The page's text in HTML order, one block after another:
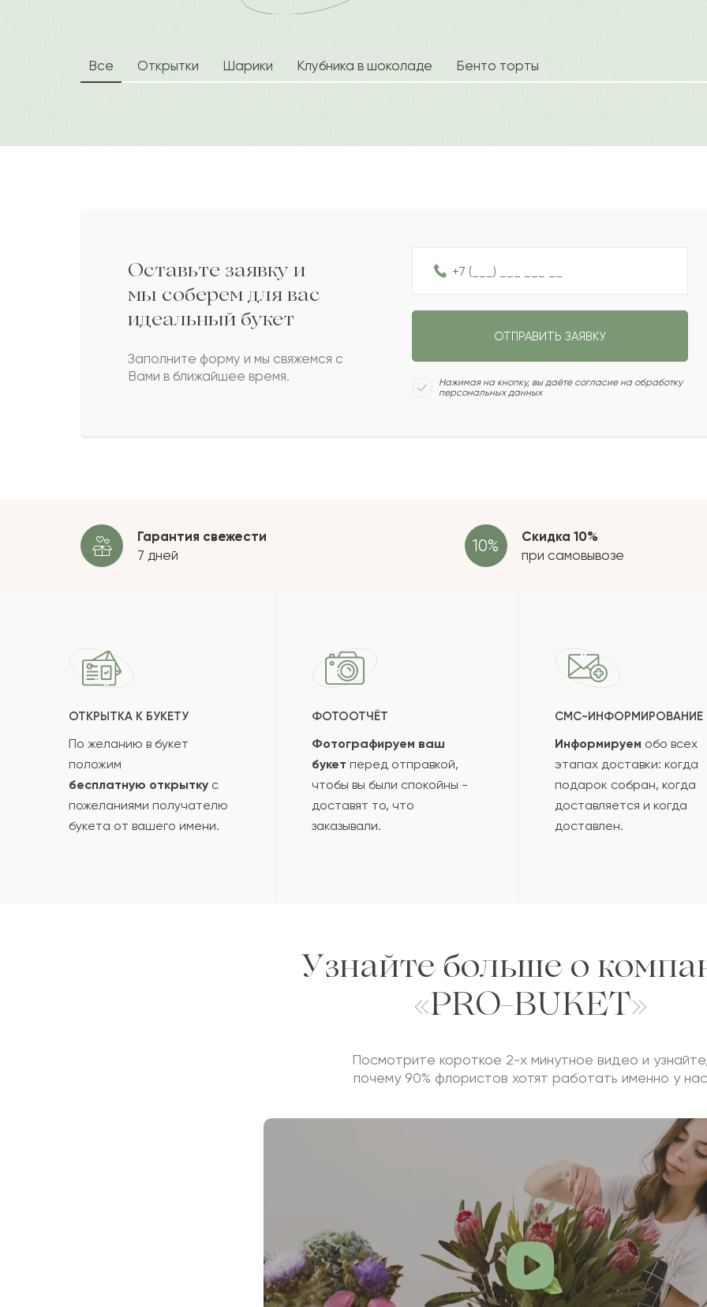
Аида
2022-09-16
2022-09-10
Все Открытки Шарики Клубника в шоколаде Бенто торты
Оставьте заявку и
мы соберем для вас
идеальный букет
Заполните форму и мы свяжемся с
Вами в ближайшее время.
ОТПРАВИТЬ ЗАЯВКУ
Нажимая на кнопку, вы даёте согласие на обработку
персональных данных
Гарантия свежести
7 дней
Скидка 10%
при самовывозе
ОТКРЫТКА К БУКЕТУ
По желанию в букет
положим
бесплатную открытку с
пожеланиями получателю
букета от вашего имени.
ФОТООТЧЁТ
Фотографируем ваш
букет перед отправкой,
чтобы вы были спокойны -
доставят то, что
заказывали.
СМС-ИНФОРМИРОВАНИЕ
Информируем обо всех
этапах доставки: когда
подарок собран, когда
доставляется и когда
доставлен.
Узнайте больше о
«PRO-BUKET»
Посмотрите короткое 2-х минутное видео и
почему 90% флористов хотят работать именно у нас